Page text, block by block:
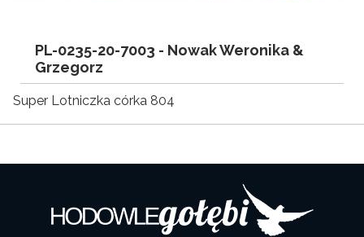
PL-0235-20-7003 - Nowak Weronika &
Grzegorz
Super Lotniczka córka 804